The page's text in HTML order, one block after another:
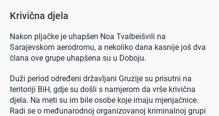
Krivična djela
Nakon pljačke je uhapšen Noa Tvalbeišvili na
Sarajevskom aerodromu, a nekoliko dana kasnije još dva
člana ove grupe uhapšena su u Doboju.
Duži period određeni državljani Gruzije su prisutni na
teritoriji BiH, gdje su došli s namjerom da vrše krivična
djela. Na meti su im bile osobe koje imaju mjenjačnice.
Radi se o međunarodnoj organizovanoj kriminalnoj grupi